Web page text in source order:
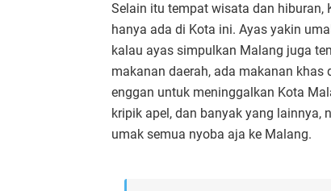
Selain itu tempat wisata dan hiburan,
hanya ada di Kota ini. Ayas yakin
kalau ayas simpulkan Malang juga
makanan daerah, ada makanan
enggan untuk meninggalkan Kota
kripik apel, dan banyak yang lainnya,
umak semua nyoba aja ke Malang.